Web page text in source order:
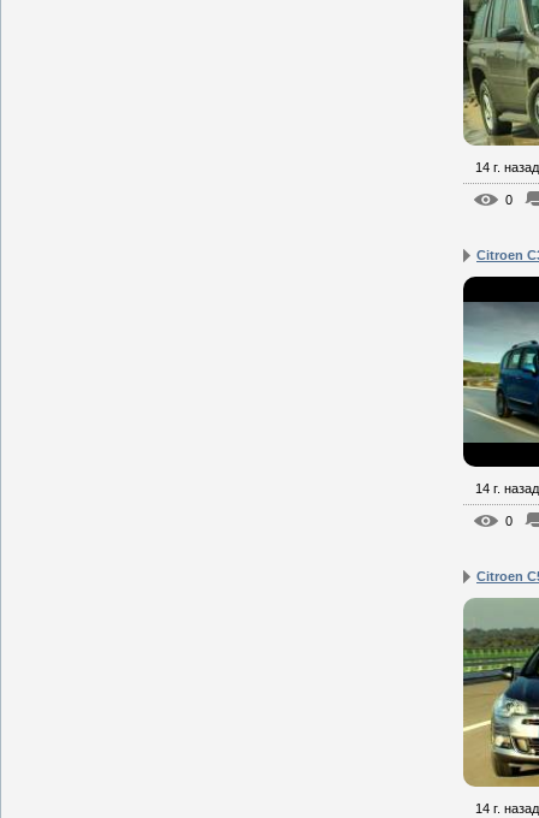
14 г. назад
0
Citroen
14 г. назад
0
Citroen
14 г. назад